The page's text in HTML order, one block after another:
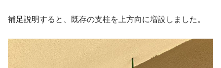
補足説明すると、既存の支柱を上方向に増設しました。